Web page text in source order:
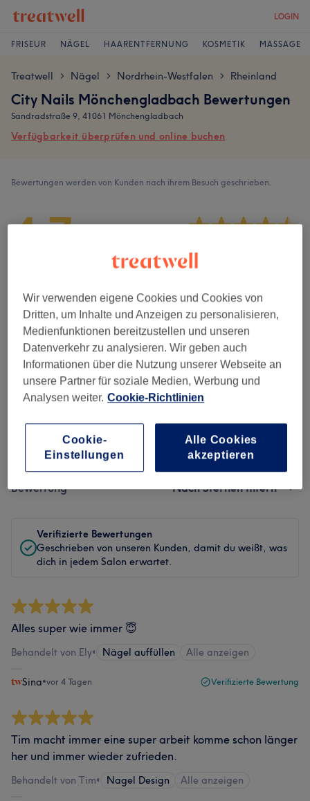
LOGIN
FRISEUR NÄGEL HAARENTFERNUNG KOSMETIK MASSAGE
Treatwell > Nägel > Nordrhein-Westfalen > Rheinland
City Nails Mönchengladbach Bewertungen
Sandradstraße 9, 41061 Mönchengladbach
Verfügbarkeit überprüfen und online buchen
Bewertungen werden von Kunden nach ihrem Besuch geschrieben.
4,7
Sauberkeit
Service
Behandlung Alle Bewertungen
Bewertung Nach Sternen filtern
Verifizierte Bewertungen
Geschrieben von unseren Kunden, damit du weißt, was
dich in jedem Salon erwartet.
Alles super wie immer 😇
Behandelt von Ely• Nägel auffüllen Alle anzeigen
Sina•vor 4 Tagen Verifizierte Bewertung
Tim macht immer eine super arbeit komme schon länger
her und immer wieder zufrieden.
Behandelt von Tim• Nagel Design Alle anzeigen
Wir verwenden eigene Cookies und Cookies von
Dritten, um Inhalte und Anzeigen zu personalisieren,
Medienfunktionen bereitzustellen und unseren
Datenverkehr zu analysieren. Wir geben auch
Informationen über die Nutzung unserer Webseite an
unsere Partner für soziale Medien, Werbung und
Analysen weiter. Cookie-Richtlinien
Cookie-
Einstellungen
Alle Cookies
akzeptieren